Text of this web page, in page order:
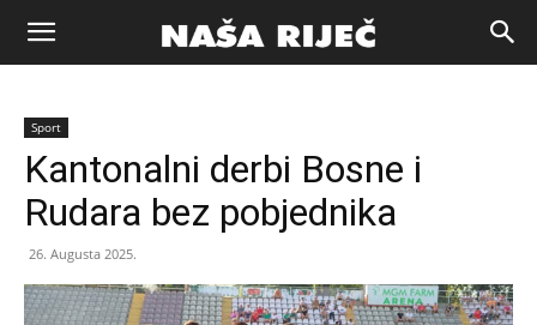
Naša
riječ
Sport
Kantonalni derbi Bosne i
Rudara bez pobjednika
26. Augusta 2025.